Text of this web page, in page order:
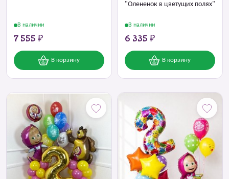
В наличии
7 555 ₽
В корзину
"Олененок в цветущих полях"
В наличии
6 335 ₽
В корзину